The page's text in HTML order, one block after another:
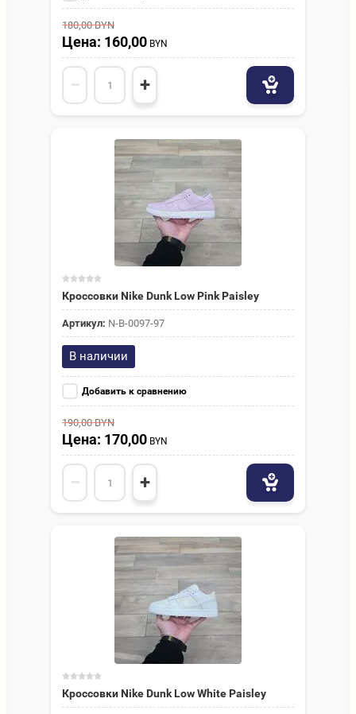
180,00BYN
Цена: 160,00 BYN
− +
Кроссовки Nike Dunk Low Pink Paisley
Артикул: N-В-0097-97
В наличии
Добавить к сравнению
190,00BYN
Цена: 170,00 BYN
− +
Кроссовки Nike Dunk Low White Paisley